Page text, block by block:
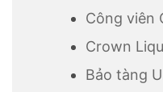
Công viên
Crown
Bảo tàng